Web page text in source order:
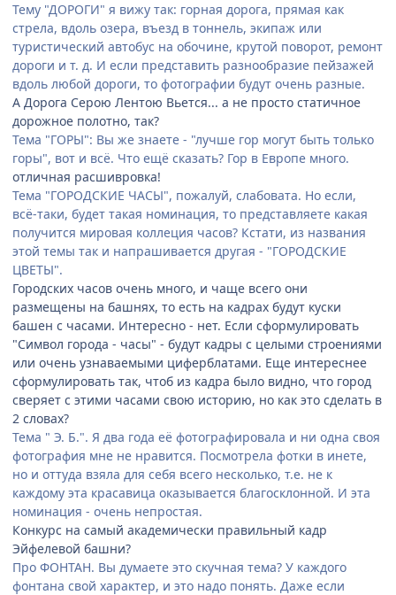
Тему "ДОРОГИ" я вижу так: горная дорога, прямая как
стрела, вдоль озера, въезд в тоннель, экипаж или
туристический автобус на обочине, крутой поворот, ремонт
дороги и т. д. И если представить разнообразие пейзажей
вдоль любой дороги, то фотографии будут очень разные.
А Дорога Серою Лентою Вьется... а не просто статичное
дорожное полотно, так?
Тема "ГОРЫ": Вы же знаете - "лучше гор могут быть только
горы", вот и всё. Что ещё сказать? Гор в Европе много.
отличная расшивровка!
Тема "ГОРОДСКИЕ ЧАСЫ", пожалуй, слабовата. Но если,
всё-таки, будет такая номинация, то представляете какая
получится мировая коллеция часов? Кстати, из названия
этой темы так и напрашивается другая - "ГОРОДСКИЕ
ЦВЕТЫ".
Городских часов очень много, и чаще всего они
размещены на башнях, то есть на кадрах будут куски
башен с часами. Интересно - нет. Если сформулировать
"Символ города - часы" - будут кадры с целыми строениями
или очень узнаваемыми циферблатами. Еще интереснее
сформулировать так, чтоб из кадра было видно, что город
сверяет с этими часами свою историю, но как это сделать в
2 словах?
Тема " Э. Б.". Я два года её фотографировала и ни одна своя
фотография мне не нравится. Посмотрела фотки в инете,
но и оттуда взяла для себя всего несколько, т.е. не к
каждому эта красавица оказывается благосклонной. И эта
номинация - очень непростая.
Конкурс на самый академически правильный кадр
Эйфелевой башни?
Про ФОНТАН. Вы думаете это скучная тема? У каждого
фонтана свой характер, и это надо понять. Даже если